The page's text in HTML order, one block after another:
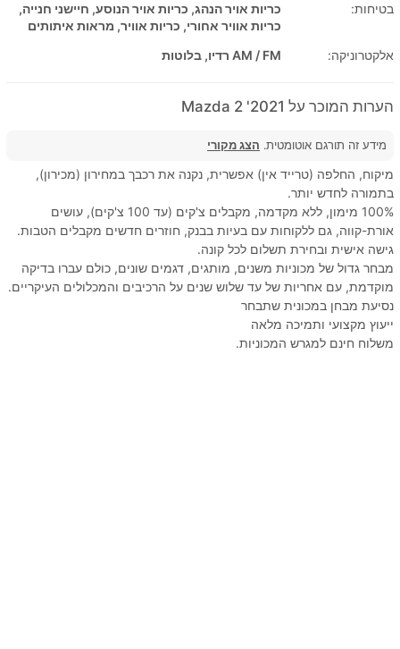
בטיחות:
כריות אויר הנהג, כריות אויר הנוסע, חיישני חנייה,
כריות אוויר אחורי, כריות אוויר, מראות איתותים
אלקטרוניקה:
AM / FM רדיו, בלוטות
הערות המוכר על 2021' Mazda 2
מידע זה תורגם אוטומטית. הצג מקורי
מיקוח, החלפה (טרייד אין) אפשרית, נקנה את רכבך במחירון (מכירון),
בתמורה לחדש יותר.
100% מימון, ללא מקדמה, מקבלים צ'קים (עד 100 צ'קים), עושים
אורת-קווה, גם ללקוחות עם בעיות בבנק, חוזרים חדשים מקבלים הטבות.
גישה אישית ובחירת תשלום לכל קונה.
מבחר גדול של מכוניות משנים, מותגים, דגמים שונים, כולם עברו בדיקה
מוקדמת, עם אחריות של עד שלוש שנים על הרכיבים והמכלולים העיקריים.
נסיעת מבחן במכונית שתבחר
ייעוץ מקצועי ותמיכה מלאה
משלוח חינם למגרש המכוניות.